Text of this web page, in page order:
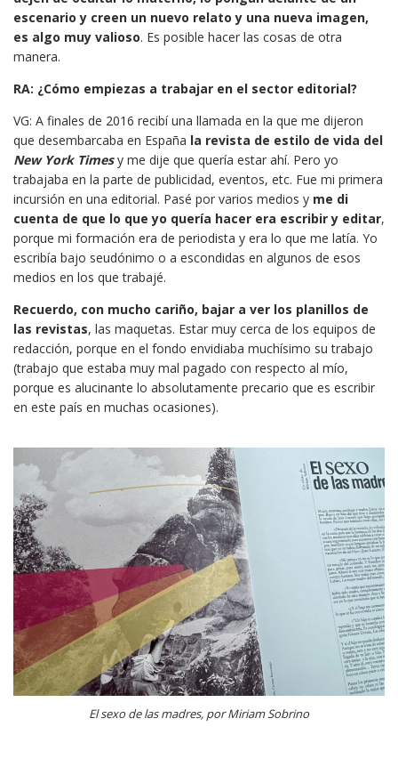
escenario y creen un nuevo relato y una nueva imagen,
es algo muy valioso. Es posible hacer las cosas de otra
manera.
RA: ¿Cómo empiezas a trabajar en el sector editorial?
VG: A finales de 2016 recibí una llamada en la que me dijeron
que desembarcaba en España la revista de estilo de vida del
New York Timesy me dije que quería estar ahí. Pero yo
trabajaba en la parte de publicidad, eventos, etc. Fue mi primera
incursión en una editorial. Pasé por varios medios y me di
cuenta de que lo que yo quería hacer era escribir y editar,
porque mi formación era de periodista y era lo que me latía. Yo
escribía bajo seudónimo o a escondidas en algunos de esos
medios en los que trabajé.
Recuerdo, con mucho cariño, bajar a ver los planillos de
las revistas, las maquetas. Estar muy cerca de los equipos de
redacción, porque en el fondo envidiaba muchísimo su trabajo
(trabajo que estaba muy mal pagado con respecto al mío,
porque es alucinante lo absolutamente precario que es escribir
en este país en muchas ocasiones).
El sexo de las madres, por Miriam Sobrino